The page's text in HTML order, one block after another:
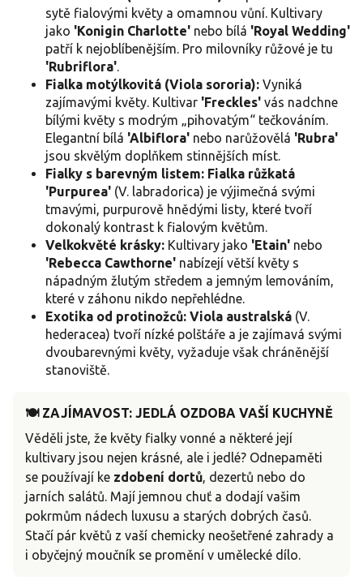
sytě fialovými květy a omamnou vůní. Kultivary
jako 'Konigin Charlotte' nebo bílá 'Royal Wedding'
patří k nejoblíbenějším. Pro milovníky růžové je tu
'Rubriflora'.
Fialka motýlkovitá (Viola sororia): Vyniká
zajímavými květy. Kultivar 'Freckles' vás nadchne
bílými květy s modrým „pihovatým“ tečkováním.
Elegantní bílá 'Albiflora' nebo narůžovělá 'Rubra'
jsou skvělým doplňkem stinnějších míst.
Fialky s barevným listem: Fialka růžkatá
'Purpurea' (V. labradorica) je výjimečná svými
tmavými, purpurově hnědými listy, které tvoří
dokonalý kontrast k fialovým květům.
Velkokvěté krásky: Kultivary jako 'Etain' nebo
'Rebecca Cawthorne' nabízejí větší květy s
nápadným žlutým středem a jemným lemováním,
které v záhonu nikdo nepřehlédne.
Exotika od protinožců: Viola australská (V.
hederacea) tvoří nízké polštáře a je zajímavá svými
dvoubarevnými květy, vyžaduje však chráněnější
stanoviště.
🍽️ ZAJÍMAVOST: JEDLÁ OZDOBA VAŠÍ KUCHYNĚ
Věděli jste, že květy fialky vonné a některé její
kultivary jsou nejen krásné, ale i jedlé? Odnepaměti
se používají ke zdobení dortů, dezertů nebo do
jarních salátů. Mají jemnou chuť a dodají vašim
pokrmům nádech luxusu a starých dobrých časů.
Stačí pár květů z vaší chemicky neošetřené zahrady a
i obyčejný moučník se promění v umělecké dílo.